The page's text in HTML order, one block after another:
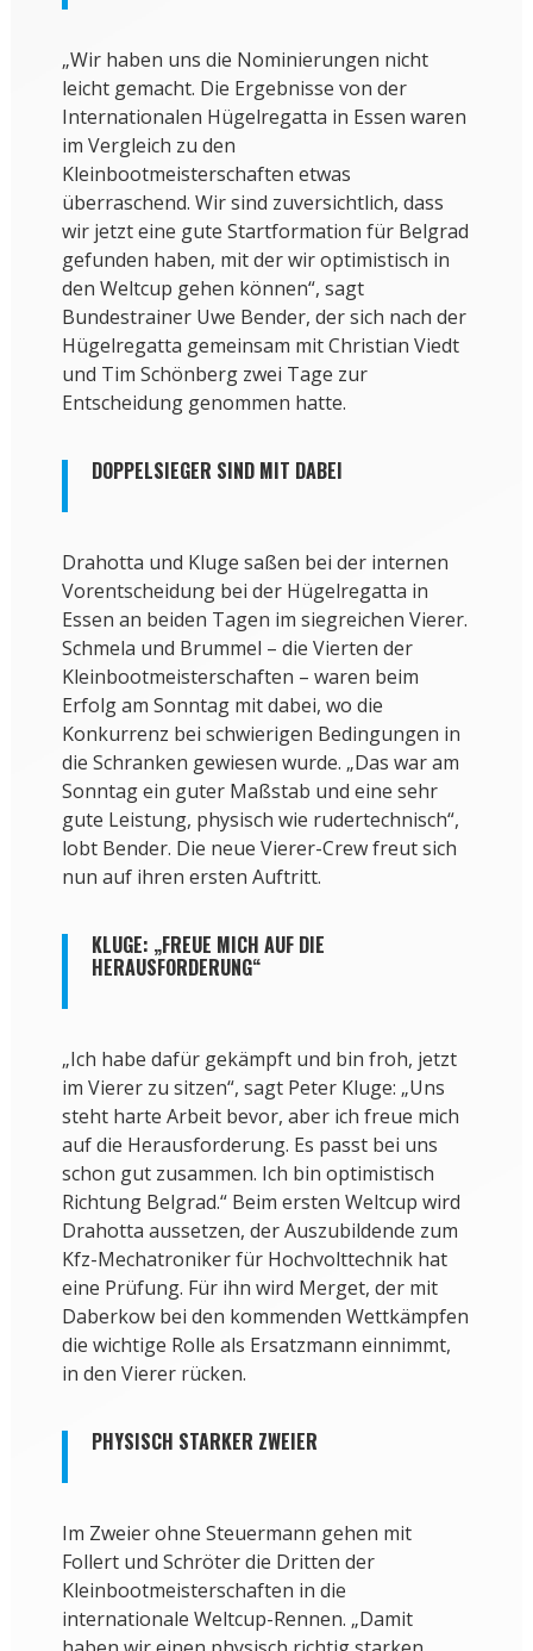
„Wir haben uns die Nominierungen nicht
leicht gemacht. Die Ergebnisse von der
Internationalen Hügelregatta in Essen waren
im Vergleich zu den
Kleinbootmeisterschaften etwas
überraschend. Wir sind zuversichtlich, dass
wir jetzt eine gute Startformation für Belgrad
gefunden haben, mit der wir optimistisch in
den Weltcup gehen können“, sagt
Bundestrainer Uwe Bender, der sich nach der
Hügelregatta gemeinsam mit Christian Viedt
und Tim Schönberg zwei Tage zur
Entscheidung genommen hatte.
DOPPELSIEGER SIND MIT DABEI
Drahotta und Kluge saßen bei der internen
Vorentscheidung bei der Hügelregatta in
Essen an beiden Tagen im siegreichen Vierer.
Schmela und Brummel – die Vierten der
Kleinbootmeisterschaften – waren beim
Erfolg am Sonntag mit dabei, wo die
Konkurrenz bei schwierigen Bedingungen in
die Schranken gewiesen wurde. „Das war am
Sonntag ein guter Maßstab und eine sehr
gute Leistung, physisch wie rudertechnisch“,
lobt Bender. Die neue Vierer-Crew freut sich
nun auf ihren ersten Auftritt.
KLUGE: „FREUE MICH AUF DIE
HERAUSFORDERUNG“
„Ich habe dafür gekämpft und bin froh, jetzt
im Vierer zu sitzen“, sagt Peter Kluge: „Uns
steht harte Arbeit bevor, aber ich freue mich
auf die Herausforderung. Es passt bei uns
schon gut zusammen. Ich bin optimistisch
Richtung Belgrad.“ Beim ersten Weltcup wird
Drahotta aussetzen, der Auszubildende zum
Kfz-Mechatroniker für Hochvolttechnik hat
eine Prüfung. Für ihn wird Merget, der mit
Daberkow bei den kommenden Wettkämpfen
die wichtige Rolle als Ersatzmann einnimmt,
in den Vierer rücken.
PHYSISCH STARKER ZWEIER
Im Zweier ohne Steuermann gehen mit
Follert und Schröter die Dritten der
Kleinbootmeisterschaften in die
internationale Weltcup-Rennen. „Damit